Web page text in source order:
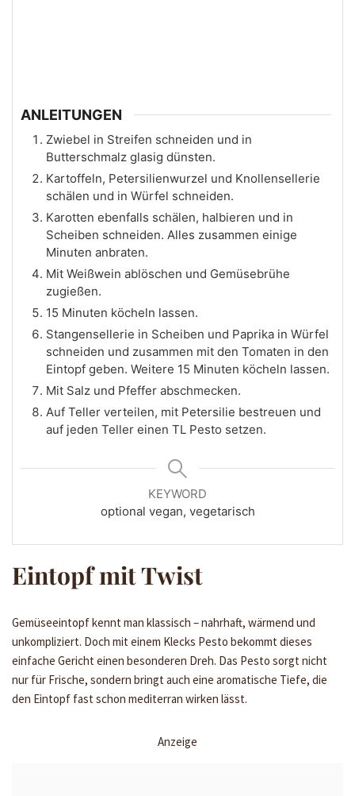
ANLEITUNGEN
Zwiebel in Streifen schneiden und in
Butterschmalz glasig dünsten.
Kartoffeln, Petersilienwurzel und Knollensellerie
schälen und in Würfel schneiden.
Karotten ebenfalls schälen, halbieren und in
Scheiben schneiden. Alles zusammen einige
Minuten anbraten.
Mit Weißwein ablöschen und Gemüsebrühe
zugießen.
15 Minuten köcheln lassen.
Stangensellerie in Scheiben und Paprika in Würfel
schneiden und zusammen mit den Tomaten in den
Eintopf geben. Weitere 15 Minuten köcheln lassen.
Mit Salz und Pfeffer abschmecken.
Auf Teller verteilen, mit Petersilie bestreuen und
auf jeden Teller einen TL Pesto setzen.
KEYWORD
optional vegan, vegetarisch
Eintopf mit Twist
Gemüseeintopf kennt man klassisch – nahrhaft, wärmend und
unkompliziert. Doch mit einem Klecks Pesto bekommt dieses
einfache Gericht einen besonderen Dreh. Das Pesto sorgt nicht
nur für Frische, sondern bringt auch eine aromatische Tiefe, die
den Eintopf fast schon mediterran wirken lässt.
Anzeige